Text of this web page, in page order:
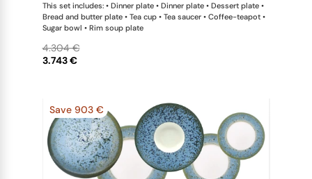
This set includes: • Dinner plate • Dinner plate • Dessert plate •
Bread and butter plate • Tea cup • Tea saucer • Coffee-teapot •
Sugar bowl • Rim soup plate
3.743 €
4.304 €
Save 903 €